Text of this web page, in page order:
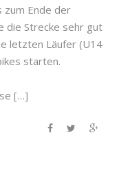
zum Ende der
die Strecke sehr gut
letzten Läufer (U14
starten.
[…]